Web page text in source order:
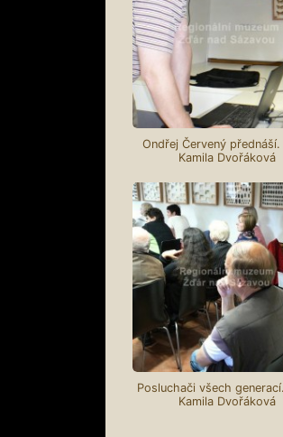
Ondřej Červený
Kamila Dvořáková
Posluchači všech
Kamila Dvořáková